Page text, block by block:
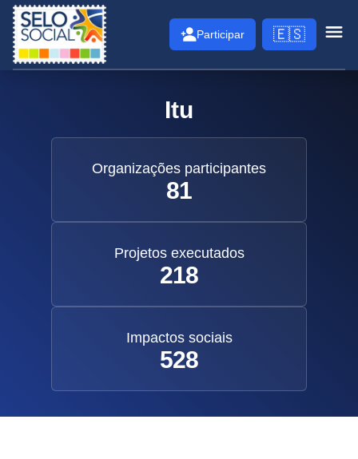
Selo Social
Participar 🇪🇸
Itu
Organizações participantes
81
Projetos executados
218
Impactos sociais
528